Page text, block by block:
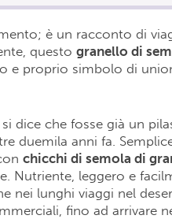
è un racconto di
questo granello di
e proprio simbolo di
dice che fosse già un
duemila anni fa.
chicchi di semola di
Nutriente, leggero e
nei lunghi viaggi nel
fino ad arrivare